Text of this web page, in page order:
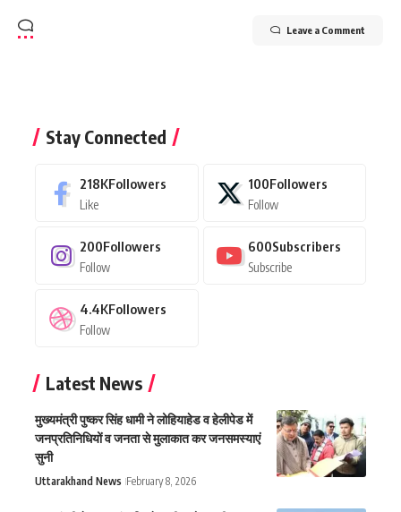
Leave a Comment
Stay Connected
218KFollowers
Like
100Followers
Follow
200Followers
Follow
600Subscribers
Subscribe
4.4KFollowers
Follow
Latest News
मुख्यमंत्री पुष्कर सिंह धामी ने लोहियाहेड व हेलीपेड में
जनप्रतिनिधियों व जनता से मुलाकात कर जनसमस्याएं
सुनी
Uttarakhand News February 8, 2026